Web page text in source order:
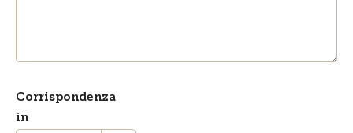
Corrispondenza
in